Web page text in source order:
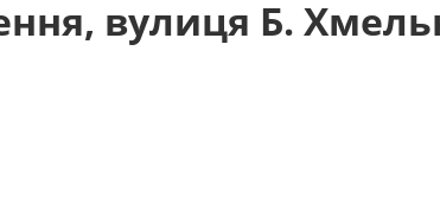
вулиця Б.